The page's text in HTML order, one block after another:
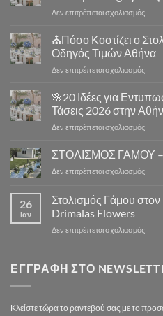
–
|
Δεν επιτρέπεται σχολιασμόςστο
Αθήνα
10
Design
Γάμου
⛪Πόσο Κοστίζει ο
Οδηγός Τιμών Αθήνα
Δεν επιτρέπεται σχολιασμόςστο
ο
–
🌸20 Ιδέες για
Τάσεις 2026 στην
Δεν επιτρέπεται σχολιασμόςστο
20
για
Τάσεις
ΣΤΟΛΙΣΜΟΣ ΓΑΜΟΥ –
Δεν επιτρέπεται σχολιασμόςστο
–
26
Ιαν
Στολισμός Γάμου
Drimalas Flowers
Δεν επιτρέπεται σχολιασμόςστο
στον
ΕΓΓΡΑΦΉ ΣΤΟ
Κλείστε τώρα το ραντεβού σας με το